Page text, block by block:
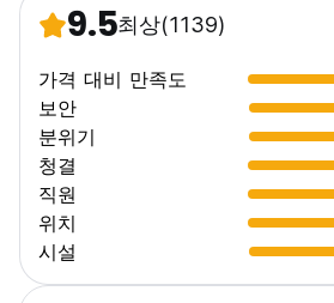
참고: 일반적인 취소 정책은 3일입니다.
참고 사항: 16%의 도시세는 요금에 포함
참고 사항: 저희 호텔에는 온라인 요금에
호텔 서비스 요금이 있습니다. (Auto-
language)
9.5최상(1139)
가격 대비 만족도
보안
분위기
청결
직원
위치
시설